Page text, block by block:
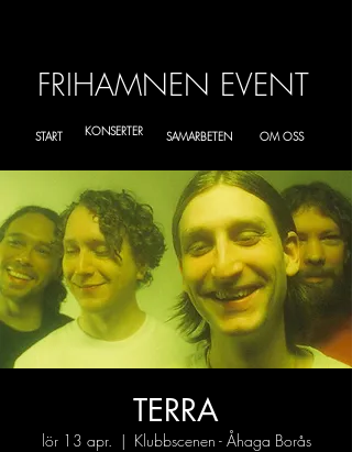
FRIHAMNEN EVENT
START OM OSS
SAMARBETEN
KONSERTER
TERRA
lör 13 apr.
  |
Klubbscenen - Åhaga Borås